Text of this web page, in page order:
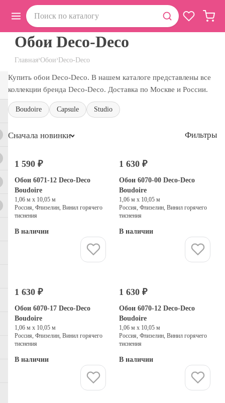
Главная›Обои›Deco-Deco
Обои Deco-Deco
Купить обои Deco-Deco. В нашем каталоге представлены все
коллекции бренда Deco-Deco. Доставка по Москве и России.
Boudoire Capsule Studio
Сначала новинки Фильтры
1 590 ₽
Обои 6071-12 Deco-Deco
Boudoire
1,06 м х 10,05 м
Россия, Флизелин, Винил горячего
тиснения
В наличии
1 630 ₽
Обои 6070-00 Deco-Deco
Boudoire
1,06 м х 10,05 м
Россия, Флизелин, Винил горячего
тиснения
В наличии
1 630 ₽
Обои 6070-17 Deco-Deco
Boudoire
1,06 м х 10,05 м
Россия, Флизелин, Винил горячего
тиснения
В наличии
1 630 ₽
Обои 6070-12 Deco-Deco
Boudoire
1,06 м х 10,05 м
Россия, Флизелин, Винил горячего
тиснения
В наличии